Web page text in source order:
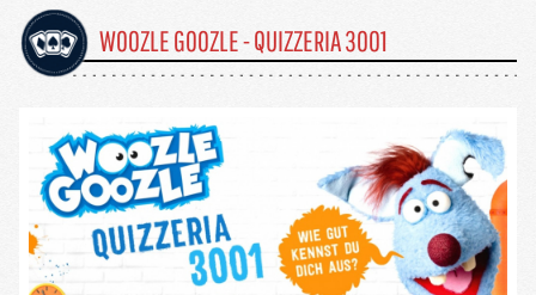
WOOZLE GOOZLE - QUIZZERIA 3001